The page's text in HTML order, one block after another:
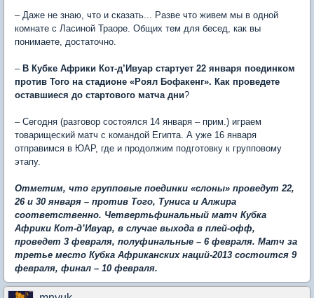
– Даже не знаю, что и сказать... Разве что живем мы в одной
комнате с Ласиной Траоре. Общих тем для бесед, как вы
понимаете, достаточно.
–В Кубке Африки Кот-д’Ивуар стартует 22 января поединком
против Того на стадионе «Роял Бофакенг». Как проведете
оставшиеся до стартового матча дни?
– Сегодня (разговор состоялся 14 января – прим.) играем
товарищеский матч с командой Египта. А уже 16 января
отправимся в ЮАР, где и продолжим подготовку к групповому
этапу.
Отметим, что групповые поединки «слоны» проведут 22,
26 и 30 января – против Того, Туниса и Алжира
соответственно. Четвертьфинальный матч Кубка
Африки Кот-д’Ивуар, в случае выхода в плей-офф,
проведет 3 февраля, полуфинальные – 6 февраля. Матч за
третье место Кубка Африканских наций-2013 состоится 9
февраля, финал – 10 февраля.